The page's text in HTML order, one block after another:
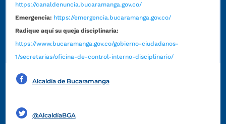
https://canaldenuncia.bucaramanga.gov.co/
Emergencia: https://emergencia.bucaramanga.gov.co/
Radique aquí su queja disciplinaria:
https://www.bucaramanga.gov.co/gobierno-ciudadanos-
1/secretarias/oficina-de-control-interno-disciplinario/
Alcaldía de Bucaramanga
@AlcaldíaBGA